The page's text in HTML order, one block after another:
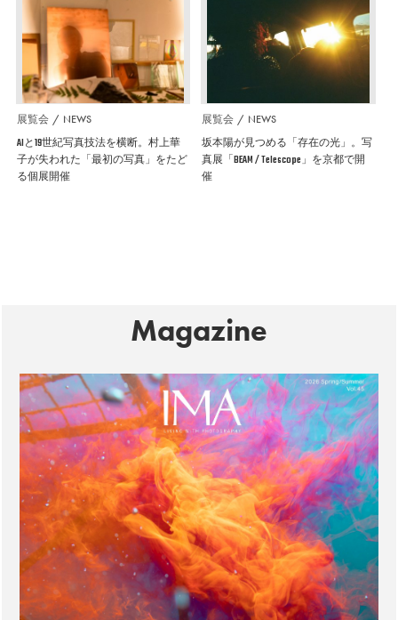
展覧会 NEWS
AIと19世紀写真技法を横断。村上華
子が失われた「最初の写真」をたど
る個展開催
展覧会 NEWS
坂本陽が見つめる「存在の光」。写
真展「BEAM / Telescope」を京都で開
催
Magazine